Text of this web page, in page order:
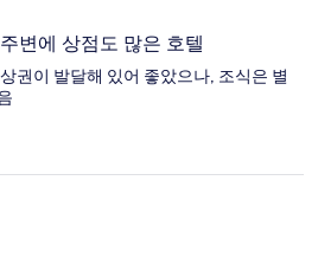
변에 상점도 많은 호텔
권이 발달해 있어 좋았으나, 조식은 별